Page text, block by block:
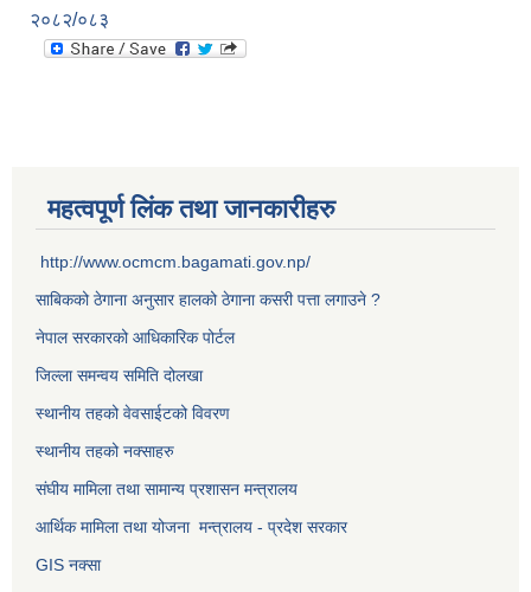
२०८२/०८३
महत्वपूर्ण लिंक तथा जानकारीहरु
http://www.ocmcm.bagamati.gov.np/
साबिकको ठेगाना अनुसार हालको ठेगाना कसरी पत्ता लगाउने ?
नेपाल सरकारको आधिकारिक पोर्टल
जिल्ला समन्वय समिति दोलखा
स्थानीय तहको वेवसाईटको विवरण
स्थानीय तहको नक्साहरु
संघीय मामिला तथा सामान्य प्रशासन मन्त्रालय
आर्थिक मामिला तथा योजना मन्त्रालय - प्रदेश सरकार
GIS नक्सा